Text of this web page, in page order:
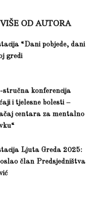
VIŠE OD AUTORA
“Dani pobjede, dani
gredi
stručna konferencija
i tjelesne bolesti –
centara za mentalno
Ljuta Greda 2025:
član Predsjedništva